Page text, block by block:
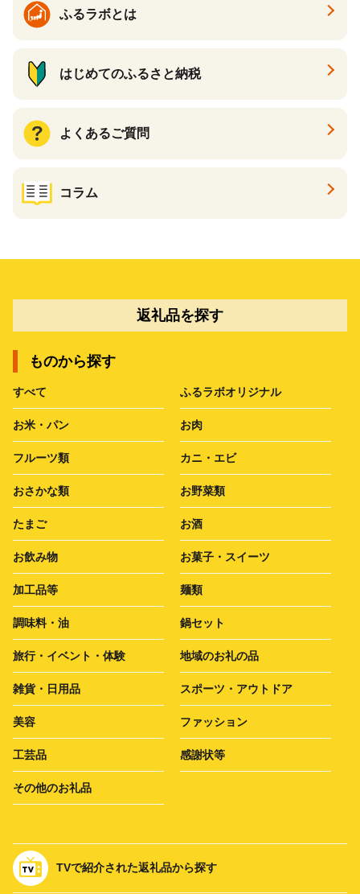
ふるラボとは
はじめてのふるさと納税
よくあるご質問
コラム
返礼品を探す
ものから探す
すべて ふるラボオリジナル
お米・パン お肉
フルーツ類 カニ・エビ
おさかな類 お野菜類
たまご お酒
お飲み物 お菓子・スイーツ
加工品等 麺類
調味料・油 鍋セット
旅行・イベント・体験 地域のお礼の品
雑貨・日用品 スポーツ・アウトドア
美容 ファッション
工芸品 感謝状等
その他のお礼品
TVで紹介された返礼品から探す